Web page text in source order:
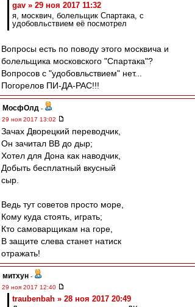
gav » 29 ноя 2017 11:32
я, москвич, болельщик Спартака, с
удобовльствием её посмотрел
Вопросы есть по поводу этого москвича и
болельщика московского "Спартака"?
Вопросов с "удобовльствием" нет...
Погорелов ПИ-ДА-РАС!!!
МосфОлд -
29 ноя 2017 13:02
Зачах Дворецкий переводчик,
Он зачитал ВВ до дыр;
Хотел для Дона как наводчик,
Добыть бесплатный вкусный
сыр.
Ведь тут советов просто море,
Кому куда стоять, играть;
Кто самоварщикам на горе,
В защите слева станет натиск
отражать!
митхун -
29 ноя 2017 12:40
traubenbah » 28 ноя 2017 20:49